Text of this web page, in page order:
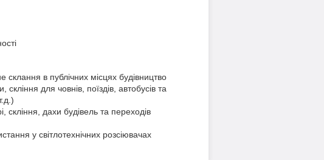
склання в публічних місцях будівництво
для човнів, поїздів, автобусів та
скління, дахи будівель та переходів
у світлотехнічних розсіювачах